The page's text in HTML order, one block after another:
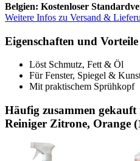
Belgien: Kostenloser
Weitere Infos zu Versand &
Eigenschaften und Vorteile
Löst Schmutz, Fett & Öl
Für Fenster, Spiegel &
Mit praktischem Sprühkopf
Häufig zusammen
Reiniger Zitrone, Orange